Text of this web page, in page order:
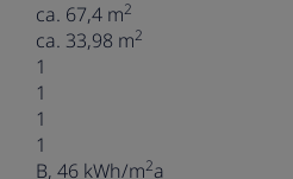
ca. 67,4 m2
ca. 33,98 m2
1
1
1
1
B, 46 kWh/m2a